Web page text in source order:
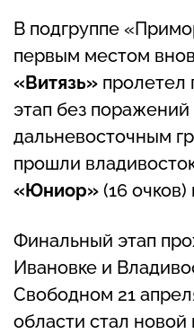
В подгруппе
первым местом
«Витязь» пролетел
этап без поражений
дальневосточным
прошли
«Юниор» (16 очков)
Финальный этап
Ивановке и
Свободном 21
области стал новой